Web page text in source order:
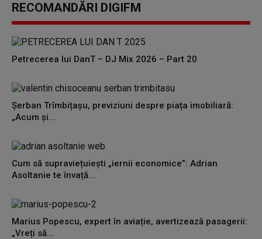
RECOMANDĂRI DIGIFM
Petrecerea lui DanT – DJ Mix 2026 – Part 20
Șerban Trîmbițașu, previziuni despre piața imobiliară:
„Acum și...
Cum să supraviețuiești „iernii economice”: Adrian
Asoltanie te învață...
Marius Popescu, expert în aviație, avertizează pasagerii:
„Vreți să...